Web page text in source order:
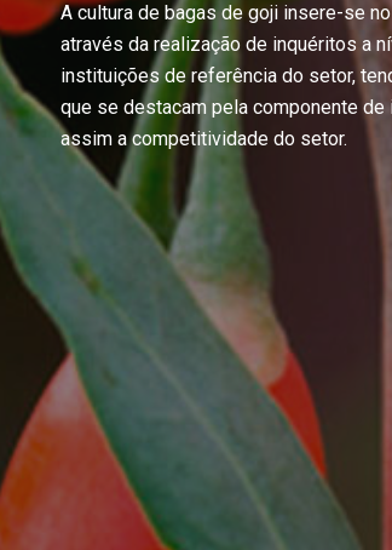
A cultura de bagas de goji insere-se
através da realização de inquéritos a
instituições de referência do setor,
que se destacam pela componente de
assim a competitividade do setor.